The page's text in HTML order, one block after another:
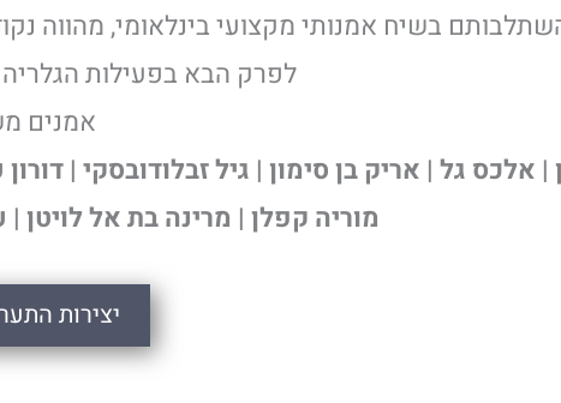
בשיח אמנותי מקצועי בינלאומי, מהווה
לפרק הבא בפעילות
אמנים
| אלכס גל | אריק בן סימון | גיל זבלודובסקי |
מוריה קפלן | מרינה בת אל לויטן |
יצירות